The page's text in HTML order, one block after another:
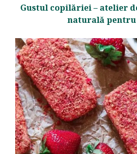
Gustul copilăriei – atelier
naturală